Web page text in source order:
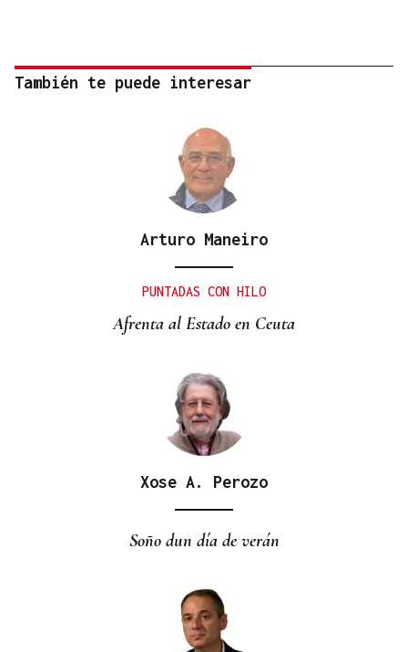
También te puede interesar
Arturo Maneiro
PUNTADAS CON HILO
Afrenta al Estado en Ceuta
Xose A. Perozo
Soño dun día de verán